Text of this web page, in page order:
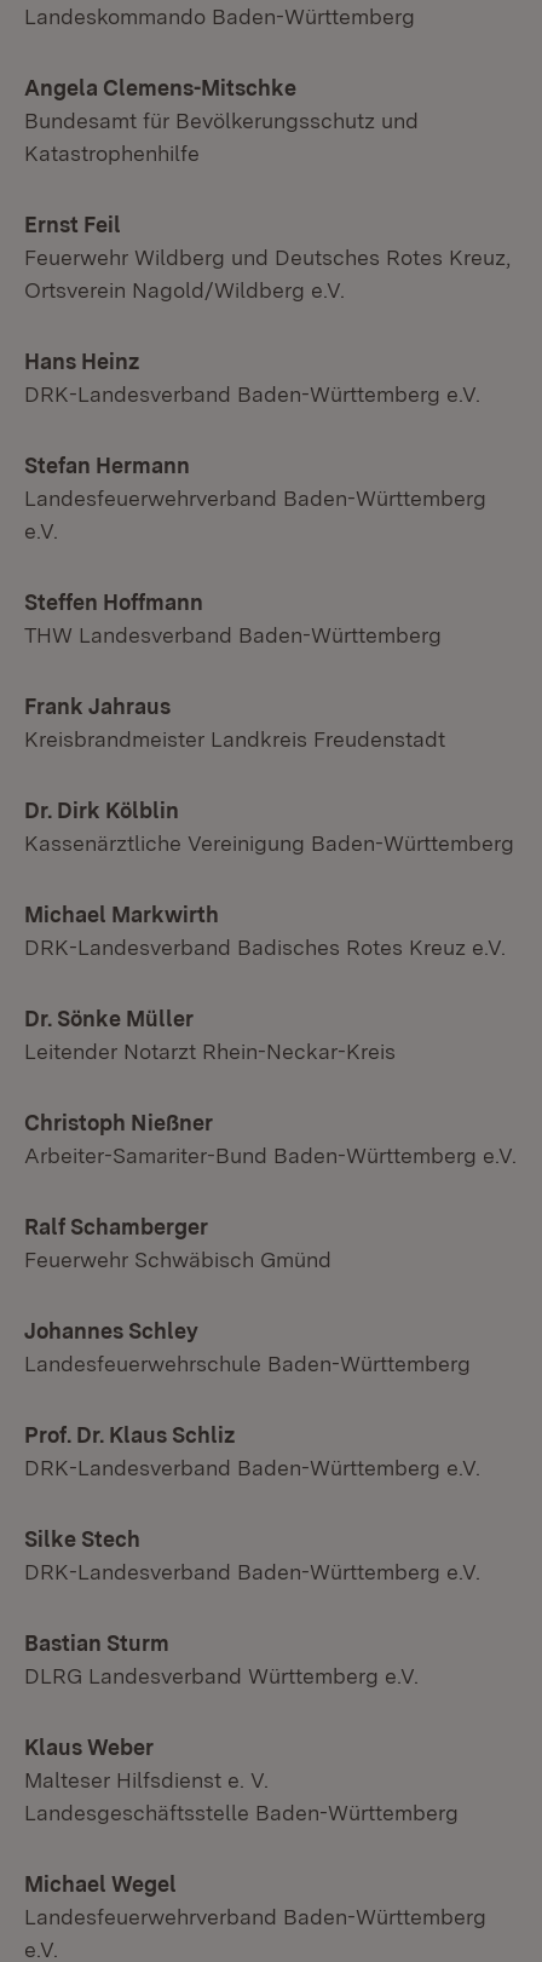
Landeskommando Baden-Württemberg
Angela Clemens-Mitschke
Bundesamt für Bevölkerungsschutz und
Katastrophenhilfe
Ernst Feil
Feuerwehr Wildberg und Deutsches Rotes Kreuz,
Ortsverein Nagold/Wildberg e.V.
Hans Heinz
DRK-Landesverband Baden-Württemberg e.V.
Stefan Hermann
Landesfeuerwehrverband Baden-Württemberg
e.V.
Steffen Hoffmann
THW Landesverband Baden-Württemberg
Frank Jahraus
Kreisbrandmeister Landkreis Freudenstadt
Dr. Dirk Kölblin
Kassenärztliche Vereinigung Baden-Württemberg
Michael Markwirth
DRK-Landesverband Badisches Rotes Kreuz e.V.
Dr. Sönke Müller
Leitender Notarzt Rhein-Neckar-Kreis
Christoph Nießner
Arbeiter-Samariter-Bund Baden-Württemberg e.V.
Ralf Schamberger
Feuerwehr Schwäbisch Gmünd
Johannes Schley
Landesfeuerwehrschule Baden-Württemberg
Prof. Dr. Klaus Schliz
DRK-Landesverband Baden-Württemberg e.V.
Silke Stech
DRK-Landesverband Baden-Württemberg e.V.
Bastian Sturm
DLRG Landesverband Württemberg e.V.
Klaus Weber
Malteser Hilfsdienst e. V.
Landesgeschäftsstelle Baden-Württemberg
Michael Wegel
Landesfeuerwehrverband Baden-Württemberg
e.V.